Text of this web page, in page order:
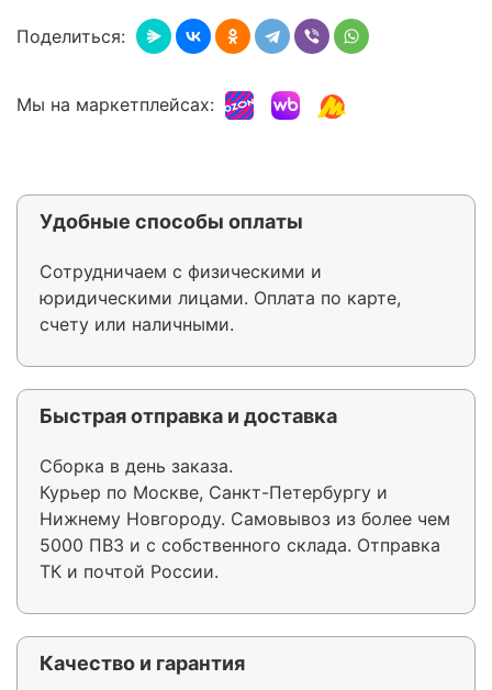
Поделиться:
Мы на маркетплейсах:
Удобные способы оплаты
Сотрудничаем с физическими и
юридическими лицами. Оплата по карте,
счету или наличными.
Быстрая отправка и доставка
Сборка в день заказа.
Курьер по Москве, Санкт-Петербургу и
Нижнему Новгороду. Самовывоз из более чем
5000 ПВЗ и с собственного склада. Отправка
ТК и почтой России.
Качество и гарантия